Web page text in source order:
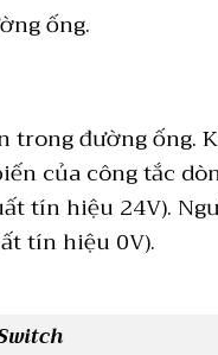
ống.
trong đường ống.
của công tắc
tín hiệu 24V).
tín hiệu 0V).